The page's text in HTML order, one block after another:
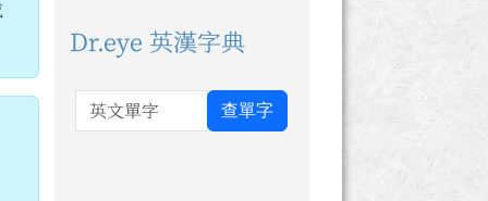
Dr.eye 英漢字典
英文單字 查單字